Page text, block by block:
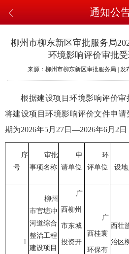
通知公
柳州市柳东新区审批服务局
环境影响评价审批
来源：柳州市柳东新区审批服务局 | 发
根据建设项目环境影响评价
将建设项目环境影响评价文件申
期为2026年5月27日—2026年6月2日
序
号
审批
事项名称
申
请单位
环
评单位
设地
1
柳州
市官塘冲
河道综合
整治工程
建设项目
广
西柳州
市东城
投资开
广
西桂寰
环保有
西壮
治区